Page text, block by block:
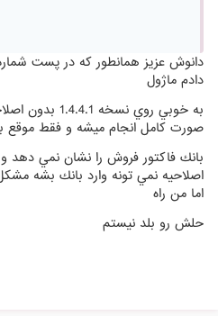
دادم ماژول
صورت كامل انجام ميشه و فقط موقع
اصلاحيه نمي تونه وارد بانك بشه
اما من راه
حلش رو بلد نيستم